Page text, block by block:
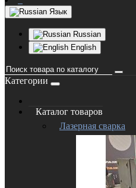
Язык
Russian
English
Категории
Каталог товаров
Лазерная сварка